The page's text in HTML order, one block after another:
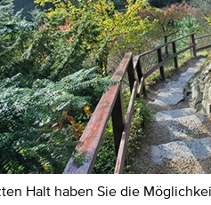
Halt haben Sie die